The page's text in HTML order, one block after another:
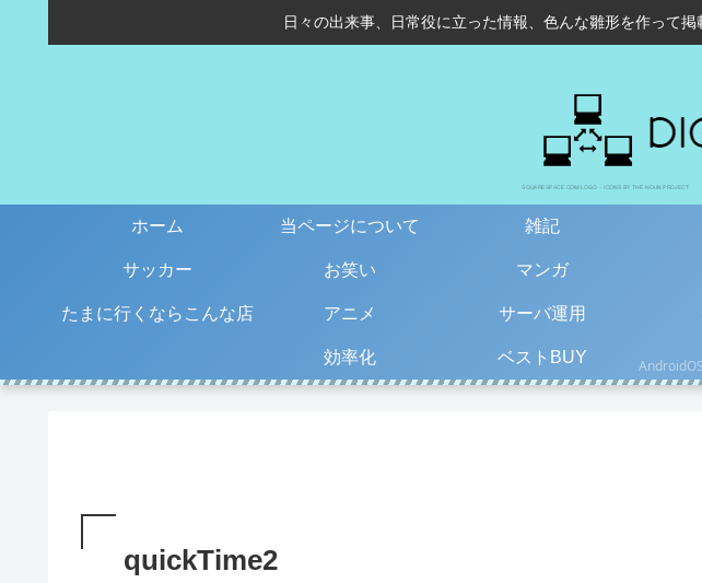
日々の出来事、日常役に立った情報、色んな雛形を作って
ホーム 当ページについて 雑記
サッカー お笑い マンガ
たまに行くならこんな店 アニメ サーバ運用
効率化 ベストBUY
quickTime2